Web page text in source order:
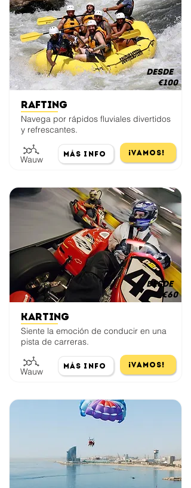
Rafting
Navega por rápidos fluviales divertidos
y refrescantes.
Wauw
Más Info ¡Vamos!
€100
desde
Karting
Siente la emoción de conducir en una
pista de carreras.
Wauw
Más Info ¡Vamos!
€60
desde